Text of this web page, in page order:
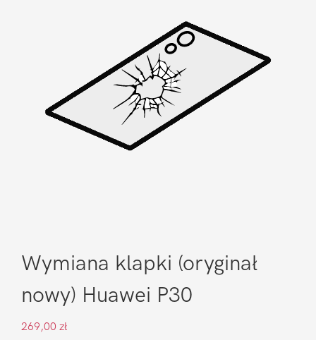
Wymiana klapki (oryginał
nowy) Huawei P30
269,00 zł